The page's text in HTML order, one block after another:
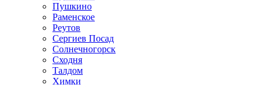
Пушкино
Раменское
Реутов
Сергиев Посад
Солнечногорск
Сходня
Талдом
Химки